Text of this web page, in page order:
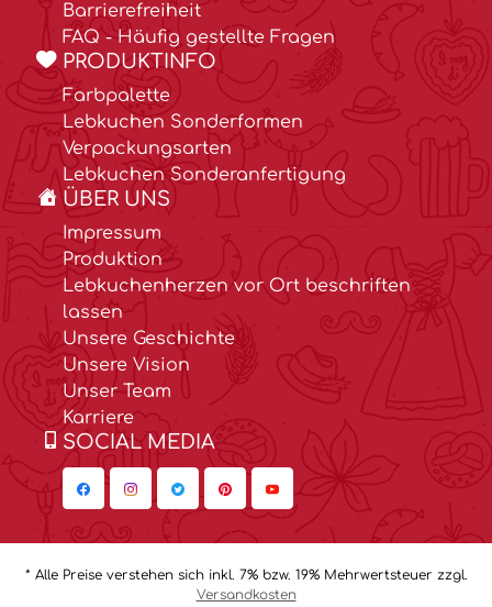
Barrierefreiheit
FAQ - Häufig gestellte Fragen
PRODUKTINFO
Farbpalette
Lebkuchen Sonderformen
Verpackungsarten
Lebkuchen Sonderanfertigung
ÜBER UNS
Impressum
Produktion
Lebkuchenherzen vor Ort beschriften
lassen
Unsere Geschichte
Unsere Vision
Unser Team
Karriere
SOCIAL MEDIA
* Alle Preise verstehen sich inkl. 7% bzw. 19% Mehrwertsteuer zzgl.
Versandkosten